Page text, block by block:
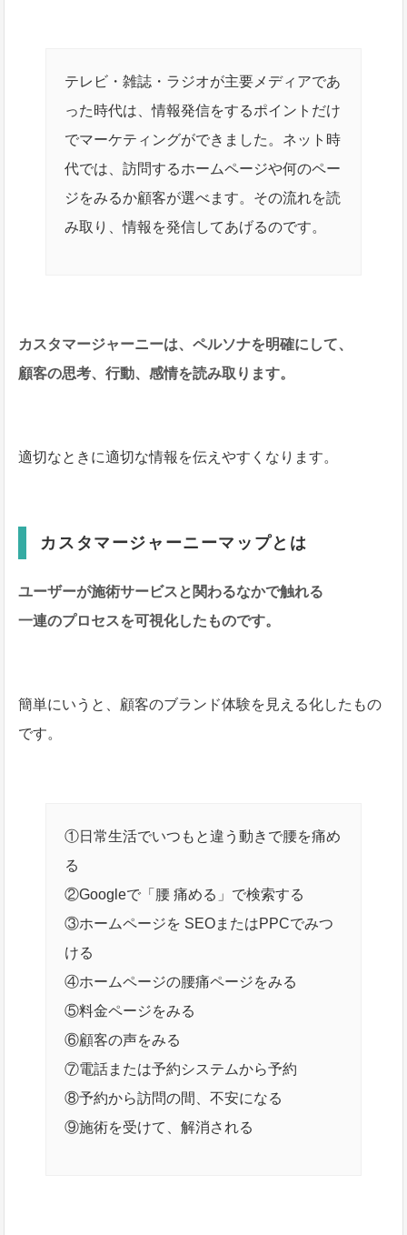
テレビ・雑誌・ラジオが主要メディアであ
った時代は、情報発信をするポイントだけ
でマーケティングができました。ネット時
代では、訪問するホームページや何のペー
ジをみるか顧客が選べます。その流れを読
み取り、情報を発信してあげるのです。
カスタマージャーニーは、ペルソナを明確にして、
顧客の思考、行動、感情を読み取ります。
適切なときに適切な情報を伝えやすくなります。
カスタマージャーニーマップとは
ユーザーが施術サービスと関わるなかで触れる
一連のプロセスを可視化したものです。
簡単にいうと、顧客のブランド体験を見える化したもの
です。
①日常生活でいつもと違う動きで腰を痛め
る
②Googleで「腰 痛める」で検索する
③ホームページを SEOまたはPPCでみつ
ける
④ホームページの腰痛ページをみる
⑤料金ページをみる
⑥顧客の声をみる
⑦電話または予約システムから予約
⑧予約から訪問の間、不安になる
⑨施術を受けて、解消される